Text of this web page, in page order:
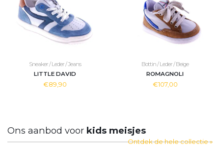
Sneaker / Leder / Jeans
LITTLE DAVID
€89,90
Bottin / Leder / Beige
ROMAGNOLI
€107,00
Ons aanbod voor kids meisjes
Ontdek de hele collectie »